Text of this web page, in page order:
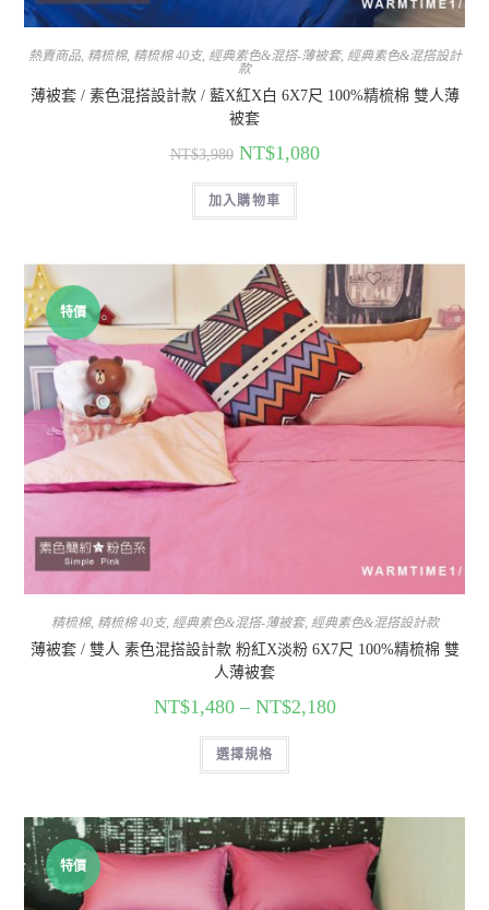
熱賣商品, 精梳棉, 精梳棉 40支, 經典素色&混搭-薄被套, 經典素色&混搭設計
款
薄被套 / 素色混搭設計款 / 藍X紅X白 6X7尺 100%精梳棉 雙人薄
被套
NT$3,980 NT$1,080
加入購物車
特價
精梳棉, 精梳棉 40支, 經典素色&混搭-薄被套, 經典素色&混搭設計款
薄被套 / 雙人 素色混搭設計款 粉紅X淡粉 6X7尺 100%精梳棉 雙
人薄被套
NT$1,480– NT$2,180
選擇規格
特價